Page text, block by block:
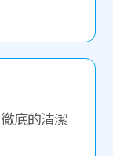
底的清潔